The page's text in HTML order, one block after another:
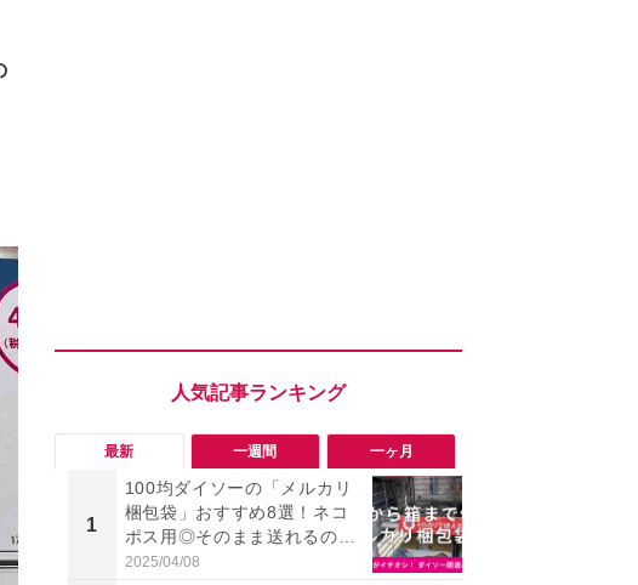
最新 一週間 一ヶ月
1
100均ダイソーの「メルカリ
梱包袋」おすすめ8選！ネコ
ポス用◎そのまま送れるの
は？
2025/04/08